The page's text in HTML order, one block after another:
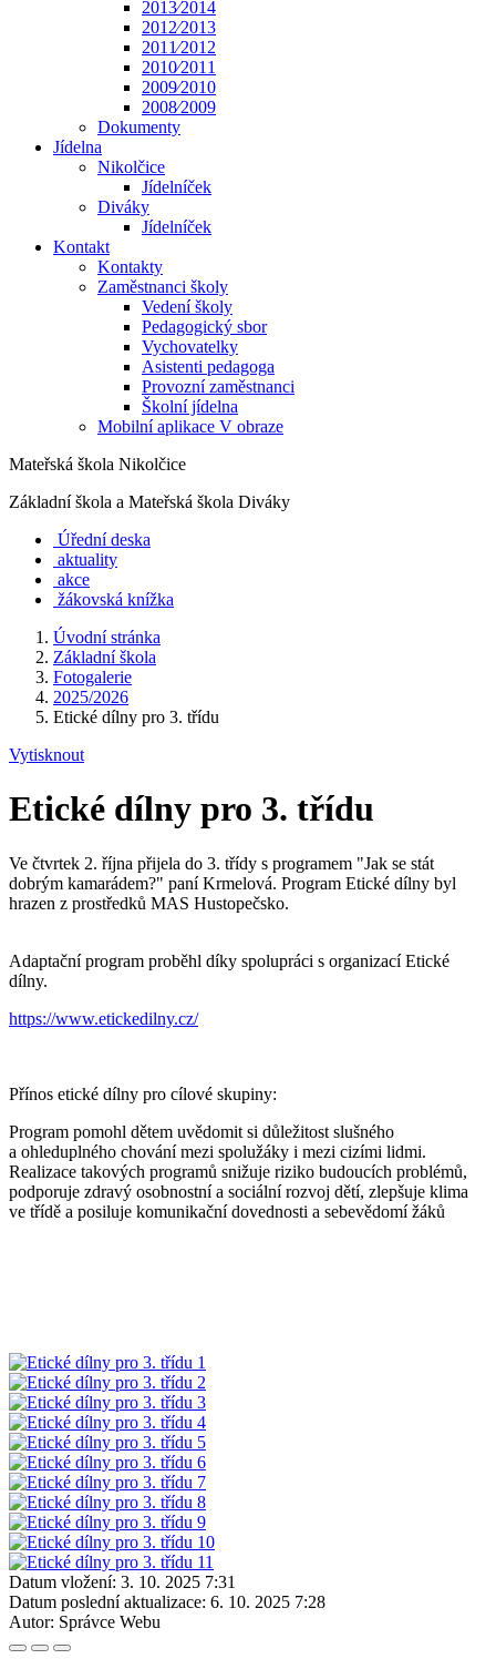
2013⁄2014
2012⁄2013
2011⁄2012
2010⁄2011
2009⁄2010
2008⁄2009
Dokumenty
Jídelna
Nikolčice
Jídelníček
Diváky
Jídelníček
Kontakt
Kontakty
Zaměstnanci školy
Vedení školy
Pedagogický sbor
Vychovatelky
Asistenti pedagoga
Provozní zaměstnanci
Školní jídelna
Mobilní aplikace V obraze
Mateřská škola Nikolčice
Základní škola a Mateřská škola Diváky
Úřední deska
aktuality
akce
žákovská knížka
Úvodní stránka
Základní škola
Fotogalerie
2025/2026
Etické dílny pro 3. třídu
Vytisknout
Etické dílny pro 3. třídu
Ve čtvrtek 2. října přijela do 3. třídy s programem "Jak se stát
dobrým kamarádem?" paní Krmelová. Program Etické dílny byl
hrazen z prostředků MAS Hustopečsko.
Adaptační program proběhl díky spolupráci s organizací Etické
dílny.
https://www.etickedilny.cz/
Přínos etické dílny pro cílové skupiny:
Program pomohl dětem uvědomit si důležitost slušného
a ohleduplného chování mezi spolužáky i mezi cizími lidmi.
Realizace takových programů snižuje riziko budoucích problémů,
podporuje zdravý osobnostní a sociální rozvoj dětí, zlepšuje klima
ve třídě a posiluje komunikační dovednosti a sebevědomí žáků
Datum vložení: 3. 10. 2025 7:31
Datum poslední aktualizace: 6. 10. 2025 7:28
Autor: Správce Webu